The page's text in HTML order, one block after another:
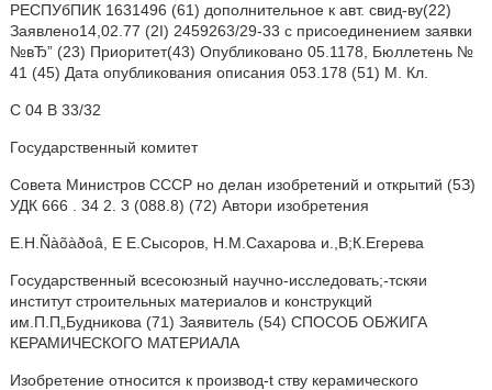
РЕСПУбПИК 1631496 (61) дополнительное к авт. свид-ву(22)
Заявлено14,02.77 (2I) 2459263/29-33 с присоединением заявки
№вЂ” (23) Приоритет(43) Опубликовано 05.1178, Бюллетень №
41 (45) Дата опубликования описания 053.178 (51) М. Кл.
С 04 В 33/32
Государственный комитет
Совета Министров СССР но делан изобретений и открытий (5З)
УДК 666 . 34 2. 3 (088.8) (72) Автори изобретения
E.H.Ñàõàðoâ, E Е.Сысоров, Н.М.Сахарова и.,В;К.Егерева
Государственный всесоюзный научно-исследовать;-тскяи
институт строительных материалов и конструкций
им.П.П„Будникова (71) Заявитель (54) СПОСОБ ОБЖИГА
КЕРАМИЧЕСКОГО МАТЕРИАЛА
Изобретение относится к производ-t ству керамического